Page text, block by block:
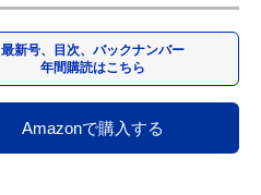
最新号、目次、バックナンバー
年間購読はこちら
Amazonで購入する